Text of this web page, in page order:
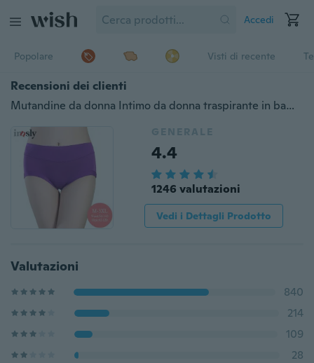
Accedi
Popolare Visti di recente
Recensioni dei clienti
Mutandine da donna Intimo da donna traspirante in bambù 3XL di grandi dimensioni
GENERALE
4.4
1246 valutazioni
Vedi i Dettagli Prodotto
Valutazioni
840
214
109
28